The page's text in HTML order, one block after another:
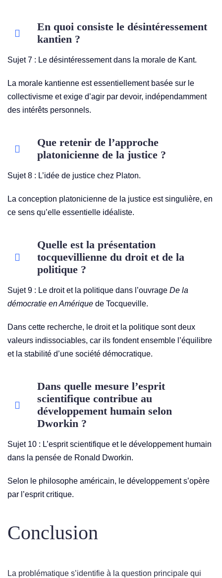
En quoi consiste le désintéressement
kantien ?
Sujet 7 : Le désintéressement dans la morale de Kant.
La morale kantienne est essentiellement basée sur le
collectivisme et exige d’agir par devoir, indépendamment
des intérêts personnels.
Que retenir de l’approche
platonicienne de la justice ?
Sujet 8 : L’idée de justice chez Platon.
La conception platonicienne de la justice est singulière, en
ce sens qu’elle essentielle idéaliste.
Quelle est la présentation
tocquevillienne du droit et de la
politique ?
Sujet 9 : Le droit et la politique dans l’ouvrage De la
démocratie en Amérique de Tocqueville.
Dans cette recherche, le droit et la politique sont deux
valeurs indissociables, car ils fondent ensemble l’équilibre
et la stabilité d’une société démocratique.
Dans quelle mesure l’esprit
scientifique contribue au
développement humain selon
Dworkin ?
Sujet 10 : L’esprit scientifique et le développement humain
dans la pensée de Ronald Dworkin.
Selon le philosophe américain, le développement s’opère
par l’esprit critique.
Conclusion
La problématique s’identifie à la question principale qui